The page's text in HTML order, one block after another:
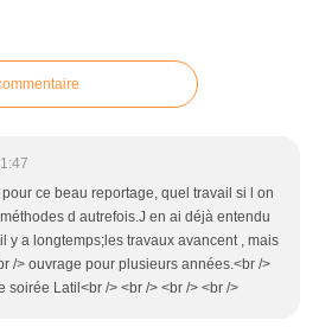
ce beau reportage, quel travail si l on
d autrefois.J en ai déjà entendu
y a longtemps;les travaux avancent , mais
/> ouvrage pour plusieurs années.<br />
soirée Latil<br /> <br /> <br /> <br />